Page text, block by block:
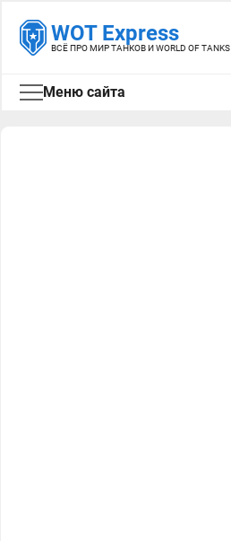
WOT Express
ВСЁ ПРО МИР ТАНКОВ И WORLD OF TANKS
Меню сайта